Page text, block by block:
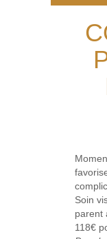
Soin
parent
118€